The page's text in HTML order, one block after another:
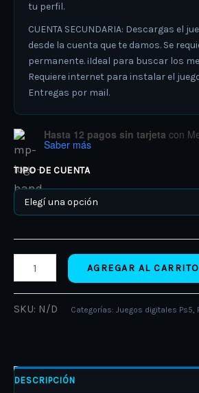
tu perfil.
CUENTA SECUNDARIA: Descargas el
desde la cuenta que te damos. Se
permanente. ¡Ideal para buscar los
Requiere internet para instalar el
Entregas por mail.
Hasta 12 pagos sin tarjeta con
Saber más
TIPO DE CUENTA
AGREGAR AL CARRITO
SKU: N/D Categorías: Juegos digitales Ps5
DESCRIPCIÓN